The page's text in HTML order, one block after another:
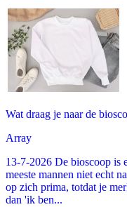
Wat draag je naar de
Array
13-7-2026 De bioscoop is
meeste mannen niet echt
op zich prima, totdat je
dan 'ik ben...